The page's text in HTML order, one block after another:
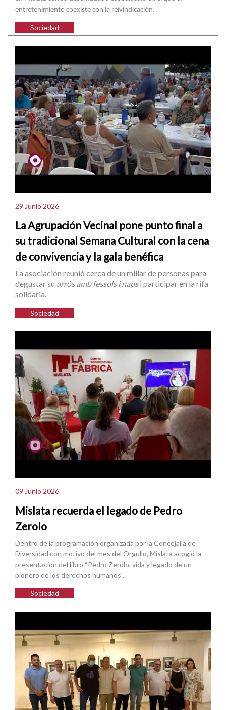
entretenimiento coexiste con la reivindicación.
Sociedad
29 Junio 2026
La Agrupación Vecinal pone punto final a
su tradicional Semana Cultural con la cena
de convivencia y la gala benéfica
La asociación reunió cerca de un millar de personas para
degustar su arrós amb fessols i napsi participar en la rifa
solidaria.
Sociedad
09 Junio 2026
Mislata recuerda el legado de Pedro
Zerolo
Dentro de la programación organizada por la Concejalía de
Diversidad con motivo del mes del Orgullo, Mislata acogió la
presentación del libro “Pedro Zerolo, vida y legado de un
pionero de los derechos humanos”.
Sociedad